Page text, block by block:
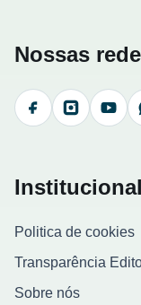
Nossas
FacebookInstagram
Institucional
Politica de cookies
Transparência
Sobre nós